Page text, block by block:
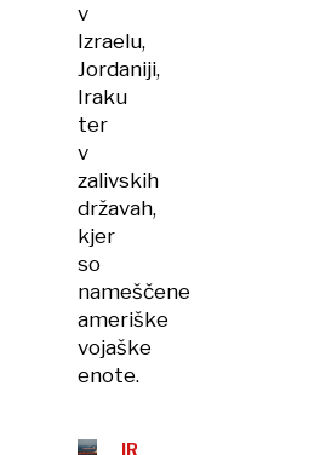
v
Izraelu,
Jordaniji,
Iraku
ter
v
zalivskih
državah,
kjer
so
nameščene
ameriške
vojaške
enote.
IRANSKA